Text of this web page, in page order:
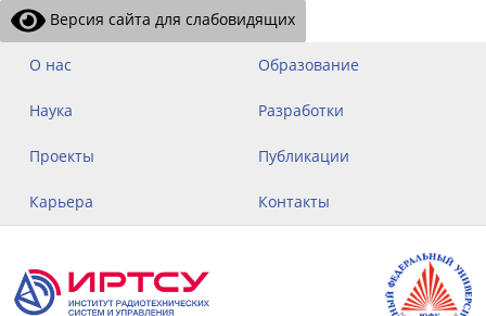
Версия сайта для слабовидящих
О нас Образование
Наука Разработки
Проекты Публикации
Карьера Контакты